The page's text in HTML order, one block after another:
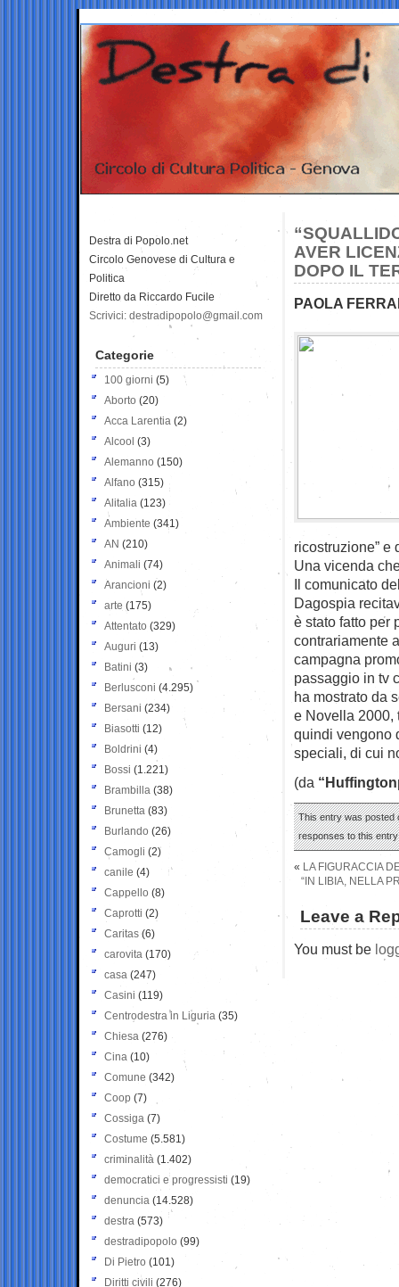
AVER
DOPO IL
PAOLA
ricostruzione” e
Una vicenda
Il comunicato
Dagospia
è stato fatto per
contrariamente
campagna
passaggio in tv
ha mostrato da
e Novella 2000,
quindi vengono
speciali, di cui
(da
This entry was posted
responses to this
« LA FIGURACCIA
“IN LIBIA, NELLA
Leave a
You must be
Destra di Popolo.net
Circolo Genovese di Cultura e
Politica
Diretto da Riccardo Fucile
Scrivici: destradipopolo@gmail.com
Categorie
100 giorni (5)
Aborto (20)
Acca Larentia (2)
Alcool (3)
Alemanno (150)
Alfano (315)
Alitalia (123)
Ambiente (341)
AN (210)
Animali (74)
Arancioni (2)
arte (175)
Attentato (329)
Auguri (13)
Batini (3)
Berlusconi (4.295)
Bersani (234)
Biasotti (12)
Boldrini (4)
Bossi (1.221)
Brambilla (38)
Brunetta (83)
Burlando (26)
Camogli (2)
canile (4)
Cappello (8)
Caprotti (2)
Caritas (6)
carovita (170)
casa (247)
Casini (119)
Centrodestra in Liguria (35)
Chiesa (276)
Cina (10)
Comune (342)
Coop (7)
Cossiga (7)
Costume (5.581)
criminalità (1.402)
democratici e progressisti (19)
denuncia (14.528)
destra (573)
destradipopolo (99)
Di Pietro (101)
Diritti civili (276)